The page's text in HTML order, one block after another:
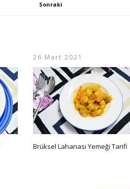
Sonraki
26 Mart 2021
Brüksel Lahanası Yemeği Tarifi